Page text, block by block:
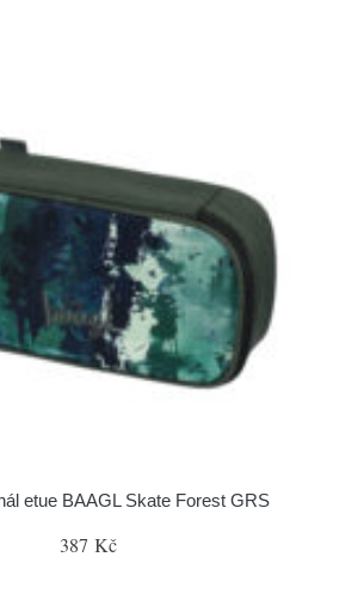
etue BAAGL Skate Forest GRS
387 Kč